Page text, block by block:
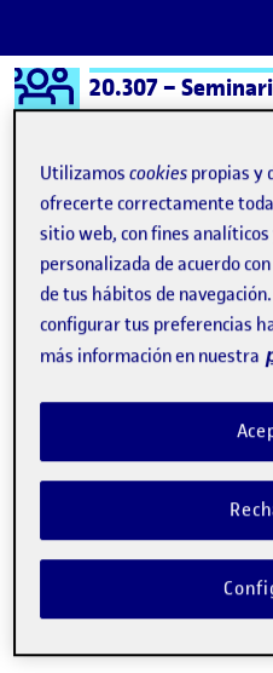
Saltar al contenido
Logo Ágora
Semestre 20251 - Aula 1 27
27
Publicado por
Elena Rivera López
Fecha de
Entrega de la actividad Reto
Utilizamoscookies propias y
ofrecerte correctamente
sitio web, con fines
personalizada de acuerdo
de tus hábitos de
configurar tus preferencias
más información en nuestra